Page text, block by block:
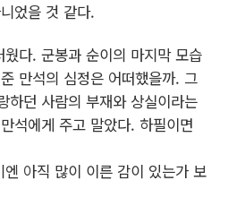
었을 것 같다.
다. 군봉과 순이의 마지막 모습
만석의 심정은 어떠했을까. 그
하던 사람의 부재와 상실이라는
석에게 주고 말았다. 하필이면
아직 많이 이른 감이 있는가 보